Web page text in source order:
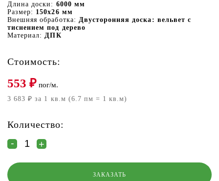
Длина доски: 6000 мм
Размер: 150х26 мм
Внешняя обработка: Двусторонняя доска: вельвет с
тиснением под дерево
Материал: ДПК
Стоимость:
553 ₽ пог/м.
3 683 ₽ за 1 кв.м (6.7 пм = 1 кв.м)
Количество: